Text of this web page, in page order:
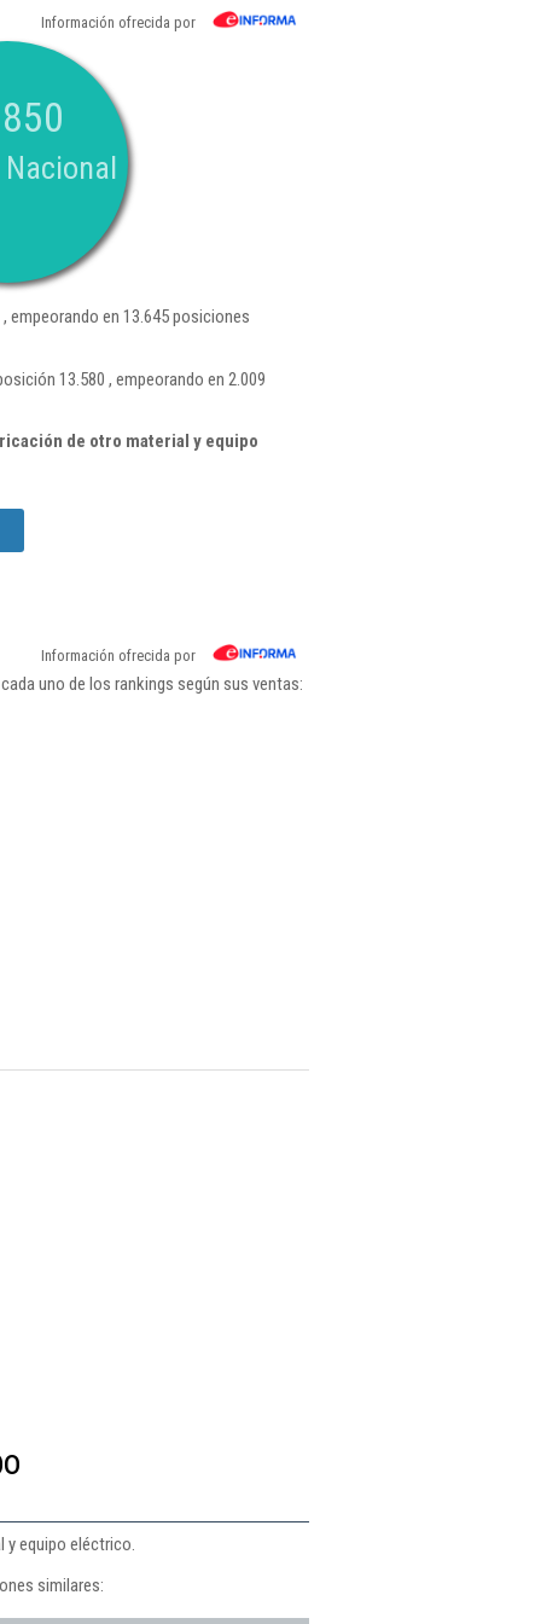
Información ofrecida por
empeorando en 13.645 posiciones
13.580 , empeorando en 2.009
de otro material y equipo
Información ofrecida por
uno de los rankings según sus ventas:
y equipo eléctrico.
similares: